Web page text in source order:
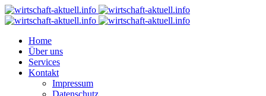
Home
Über uns
Services
Kontakt
Impressum
Datenschutz